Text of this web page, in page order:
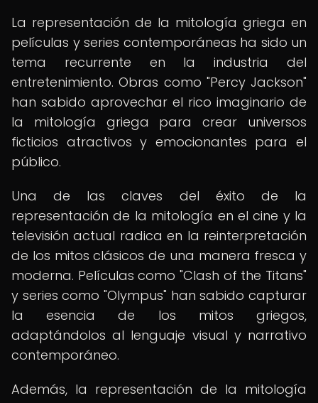
La representación de la mitología griega en
películas y series contemporáneas ha sido un
tema recurrente en la industria del
entretenimiento. Obras como "Percy Jackson"
han sabido aprovechar el rico imaginario de
la mitología griega para crear universos
ficticios atractivos y emocionantes para el
público.
Una de las claves del éxito de la
representación de la mitología en el cine y la
televisión actual radica en la reinterpretación
de los mitos clásicos de una manera fresca y
moderna. Películas como "Clash of the Titans"
y series como "Olympus" han sabido capturar
la esencia de los mitos griegos,
adaptándolos al lenguaje visual y narrativo
contemporáneo.
Además, la representación de la mitología